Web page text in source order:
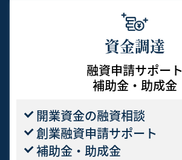
資金調達
融資申請サポート
補助金・助成金
開業資金の融資相談
創業融資申請サポート
補助金・助成金